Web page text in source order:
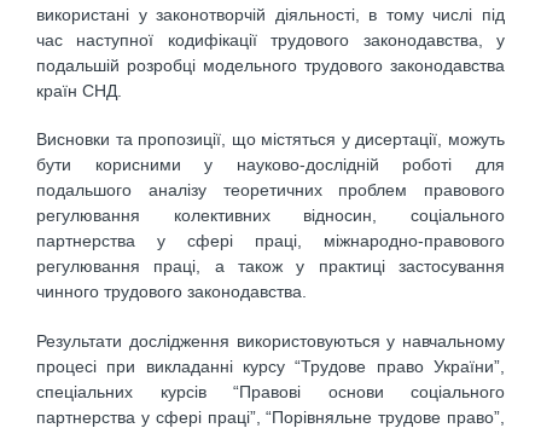
використані у законотворчій діяльності, в тому числі під
час наступної кодифікації трудового законодавства, у
подальшій розробці модельного трудового законодавства
країн СНД.
Висновки та пропозиції, що містяться у дисертації, можуть
бути корисними у науково-дослідній роботі для
подальшого аналізу теоретичних проблем правового
регулювання колективних відносин, соціального
партнерства у сфері праці, міжнародно-правового
регулювання праці, а також у практиці застосування
чинного трудового законодавства.
Результати дослідження використовуються у навчальному
процесі при викладанні курсу “Трудове право України”,
спеціальних курсів “Правові основи соціального
партнерства у сфері праці”, “Порівняльне трудове право”,